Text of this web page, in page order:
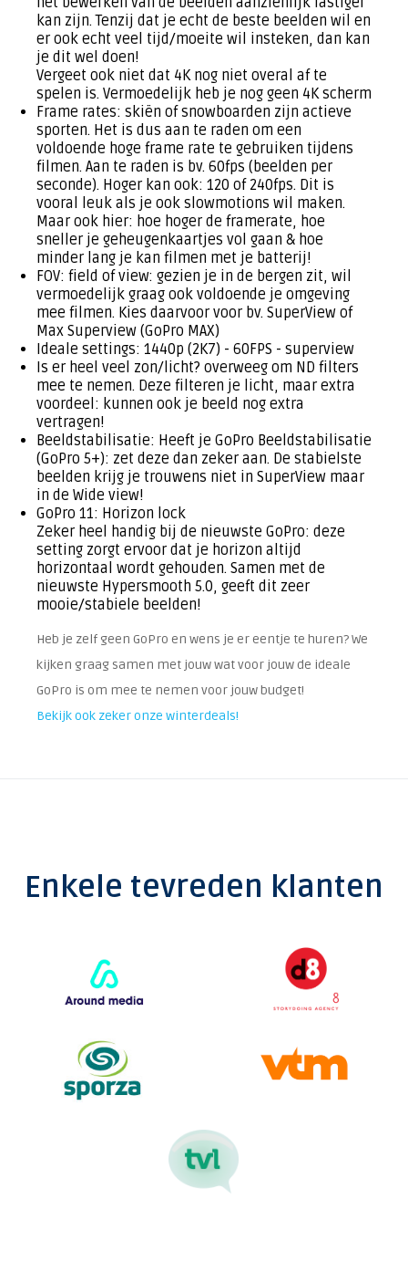
kan zijn. Tenzij dat je echt de beste beelden wil en
er ook echt veel tijd/moeite wil insteken, dan kan
je dit wel doen!
Vergeet ook niet dat 4K nog niet overal af te
spelen is. Vermoedelijk heb je nog geen 4K scherm
Frame rates: skiën of snowboarden zijn actieve
sporten. Het is dus aan te raden om een
voldoende hoge frame rate te gebruiken tijdens
filmen. Aan te raden is bv. 60fps (beelden per
seconde). Hoger kan ook: 120 of 240fps. Dit is
vooral leuk als je ook slowmotions wil maken.
Maar ook hier: hoe hoger de framerate, hoe
sneller je geheugenkaartjes vol gaan & hoe
minder lang je kan filmen met je batterij!
FOV: field of view: gezien je in de bergen zit, wil
vermoedelijk graag ook voldoende je omgeving
mee filmen. Kies daarvoor voor bv. SuperView of
Max Superview (GoPro MAX)
Ideale settings: 1440p (2K7) - 60FPS - superview
Is er heel veel zon/licht? overweeg om ND filters
mee te nemen. Deze filteren je licht, maar extra
voordeel: kunnen ook je beeld nog extra
vertragen!
Beeldstabilisatie: Heeft je GoPro Beeldstabilisatie
(GoPro 5+): zet deze dan zeker aan. De stabielste
beelden krijg je trouwens niet in SuperView maar
in de Wide view!
GoPro 11: Horizon lock
Zeker heel handig bij de nieuwste GoPro: deze
setting zorgt ervoor dat je horizon altijd
horizontaal wordt gehouden. Samen met de
nieuwste Hypersmooth 5.0, geeft dit zeer
mooie/stabiele beelden!
Heb je zelf geen GoPro en wens je er eentje te huren? We
kijken graag samen met jouw wat voor jouw de ideale
GoPro is om mee te nemen voor jouw budget!
Bekijk ook zeker onze winterdeals!
Enkele tevreden klanten